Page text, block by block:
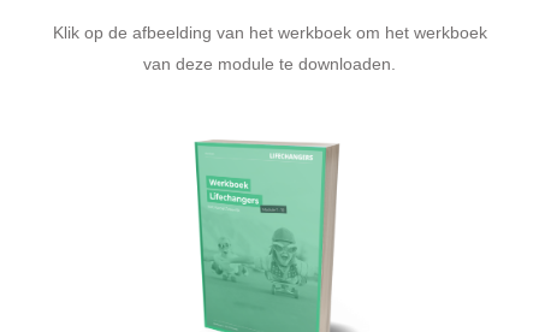
Klik op de afbeelding van het werkboek om het werkboek
van deze module te downloaden.